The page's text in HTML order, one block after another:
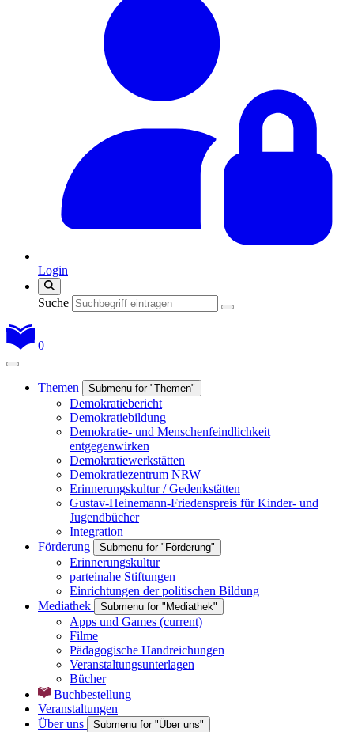
Login
Suche
0
Themen Submenu for "Themen"
Demokratiebericht
Demokratiebildung
Demokratie- und Menschenfeindlichkeit
entgegenwirken
Demokratiewerkstätten
Demokratiezentrum NRW
Erinnerungskultur / Gedenkstätten
Gustav-Heinemann-Friedenspreis für Kinder- und
Jugendbücher
Integration
Förderung
Submenu for "Förderung"
Erinnerungskultur
parteinahe Stiftungen
Einrichtungen der politischen Bildung
Mediathek
Submenu for "Mediathek"
Apps und Games (current)
Filme
Pädagogische Handreichungen
Veranstaltungsunterlagen
Bücher
Buchbestellung
Veranstaltungen
Über uns
Submenu for "Über uns"